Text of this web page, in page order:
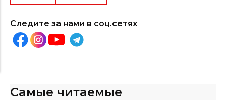
Следите за нами в соц.сетях
Самые читаемые